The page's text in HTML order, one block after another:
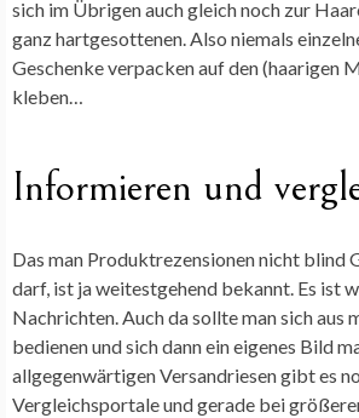
sich im Übrigen auch gleich noch zur
ganz hartgesottenen. Also niemals
Geschenke verpacken auf den (haarigen
kleben…
Informieren und
Das man Produktrezensionen nicht blind
darf, ist ja weitestgehend bekannt. Es ist
Nachrichten. Auch da sollte man sich aus
bedienen und sich dann ein eigenes Bild
allgegenwärtigen Versandriesen gibt es
Vergleichsportale und gerade bei